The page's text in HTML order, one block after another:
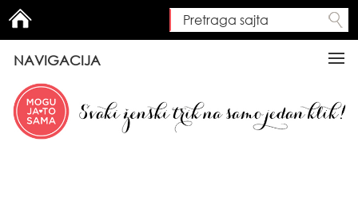
Search form
Pretraga sajta
NAVIGACIJA